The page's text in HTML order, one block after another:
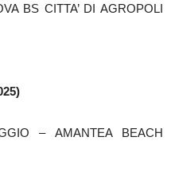
BS CITTA’ DI AGROPOLI
– AMANTEA BEACH